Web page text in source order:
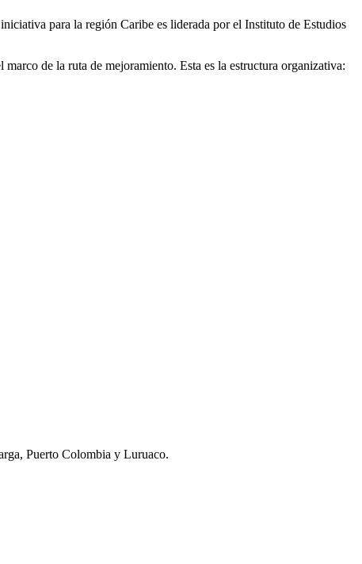
para la región Caribe es liderada por el Instituto de Estudios
de la ruta de mejoramiento. Esta es la estructura organizativa:
Puerto Colombia y Luruaco.